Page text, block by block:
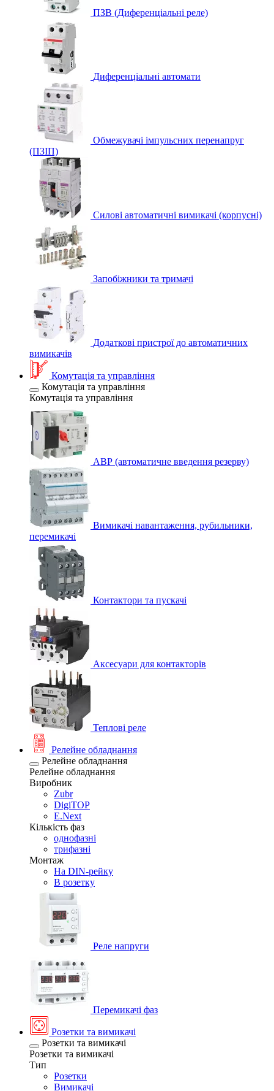
ПЗВ (Диференціальні реле)
Диференціальні автомати
Обмежувачі імпульсних перенапруг
(ПЗІП)
Силові автоматичні вимикачі (корпусні)
Запобіжники та тримачі
Додаткові пристрої до автоматичних
вимикачів
Комутація та управління
Комутація та управління
Комутація та управління
АВР (автоматичне введення резерву)
Вимикачі навантаження, рубильники,
перемикачі
Контактори та пускачі
Аксесуари для контакторів
Теплові реле
Релейне обладнання
Релейне обладнання
Релейне обладнання
Виробник
Zubr
DigiTOP
E.Next
Кількість фаз
однофазні
трифазні
Монтаж
На DIN-рейку
В розетку
Реле напруги
Перемикачі фаз
Розетки та вимикачі
Розетки та вимикачі
Розетки та вимикачі
Тип
Розетки
Вимикачі